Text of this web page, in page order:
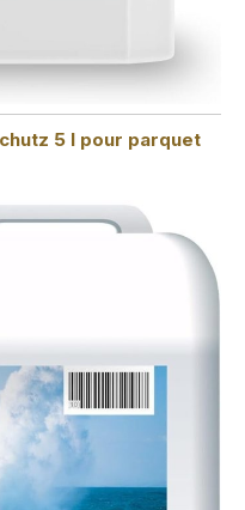
5 l pour parquet